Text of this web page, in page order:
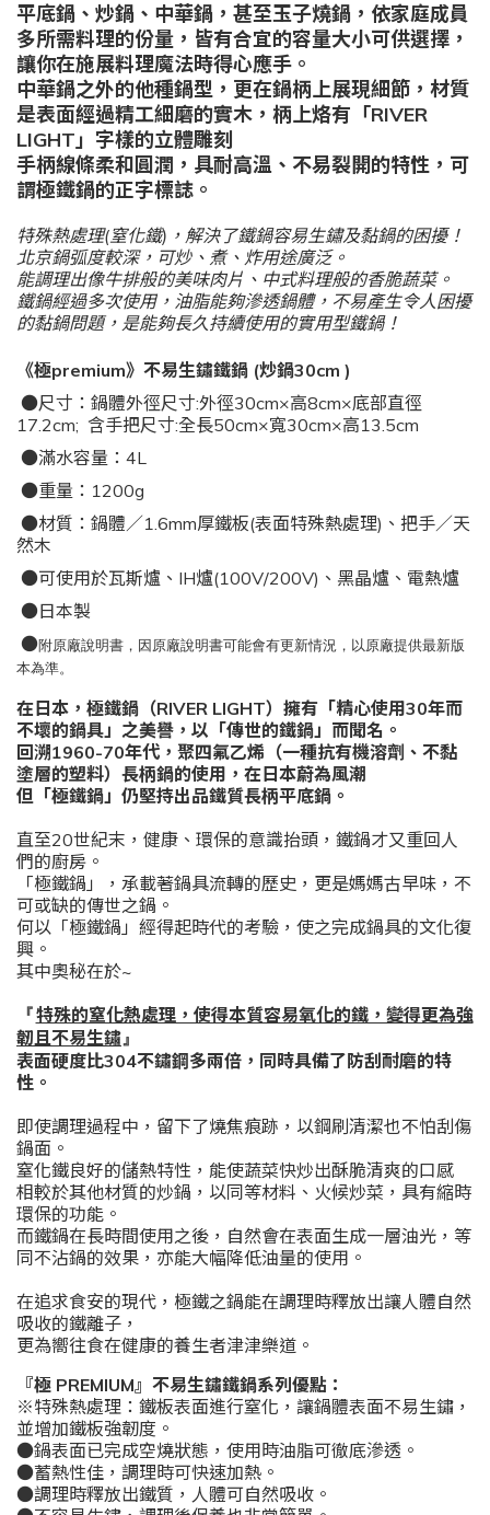
平底鍋、炒鍋、中華鍋，甚至玉子燒鍋，依家庭成員
多所需料理的份量，皆有合宜的容量大小可供選擇，
讓你在施展料理魔法時得心應手。
中華鍋之外的他種鍋型，更在鍋柄上展現細節，材質
是表面經過精工細磨的實木，柄上烙有「RIVER
LIGHT」字樣的立體雕刻
手柄線條柔和圓潤，具耐高溫、不易裂開的特性，可
謂極鐵鍋的正字標誌。
特殊熱處理(窒化鐵)，解決了鐵鍋容易生鏽及黏鍋的困擾！
北京鍋弧度較深，可炒、煮、炸用途廣泛。
能調理出像牛排般的美味肉片、中式料理般的香脆蔬菜。
鐵鍋經過多次使用，油脂能夠滲透鍋體，不易產生令人困擾
的黏鍋問題，是能夠長久持續使用的實用型鐵鍋！
《極premium》不易生鏽鐵鍋 (炒鍋30cm )
●尺寸：鍋體外徑尺寸:外徑30cm×高8cm×底部直徑
17.2cm; 含手把尺寸:全長50cm×寬30cm×高13.5cm
●滿水容量：4L
●重量： 1200g
●材質：鍋體／1.6mm厚鐵板(表面特殊熱處理) 、把手／天
然木
●可使用於瓦斯爐 、IH爐(100V/200V) 、黑晶爐 、電熱爐
●日本製
●附原廠說明書，因原廠說明書可能會有更新情況，以原廠提供最新版
本為準。
在日本，極鐵鍋（RIVER LIGHT）擁有「精心使用30年而
不壞的鍋具」之美譽，以「傳世的鐵鍋」而聞名。
回溯1960-70年代，聚四氟乙烯（一種抗有機溶劑、不黏
塗層的塑料）長柄鍋的使用，在日本蔚為風潮
但「極鐵鍋」仍堅持出品鐵質長柄平底鍋。
直至20世紀末，健康、環保的意識抬頭，鐵鍋才又重回人
們的廚房。
「極鐵鍋」，承載著鍋具流轉的歷史，更是媽媽古早味，不
可或缺的傳世之鍋。
何以「極鐵鍋」經得起時代的考驗，使之完成鍋具的文化復
興。
其中奧秘在於~
『 特殊的窒化熱處理，使得本質容易氧化的鐵，變得更為強
韌且不易生鏽』
表面硬度比304不鏽鋼多兩倍，同時具備了防刮耐磨的特
性。
即使調理過程中，留下了燒焦痕跡，以鋼刷清潔也不怕刮傷
鍋面。
窒化鐵良好的儲熱特性，能使蔬菜快炒出酥脆清爽的口感
相較於其他材質的炒鍋，以同等材料、火候炒菜，具有縮時
環保的功能。
而鐵鍋在長時間使用之後，自然會在表面生成一層油光，等
同不沾鍋的效果，亦能大幅降低油量的使用。
在追求食安的現代，極鐵之鍋能在調理時釋放出讓人體自然
吸收的鐵離子，
更為嚮往食在健康的養生者津津樂道。
『極 PREMIUM』不易生鏽鐵鍋系列優點：
※特殊熱處理：鐵板表面進行窒化，讓鍋體表面不易生鏽，
並增加鐵板強韌度。
●鍋表面已完成空燒狀態，使用時油脂可徹底滲透。
●蓄熱性佳，調理時可快速加熱。
●調理時釋放出鐵質，人體可自然吸收。